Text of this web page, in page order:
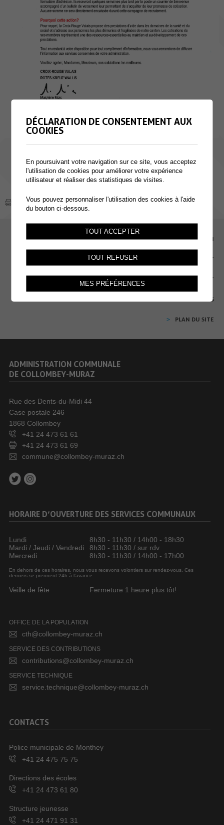
EMPLOI
CONTACT
EXTRANET
MENTIONS LÉGALES
PLAN DU SITE
ADMINISTRATION COMMUNALE
DE COLLOMBEY-MURAZ
Rue des Dents-du-Midi 44
Case postale 246
1868 Collombey
+41 24 473 61 61
+41 24 473 61 69
commune@collombey-muraz.ch
HORAIRE D’OUVERTURE DES SERVICES COMMUNAUX
Lundi
8h30 - 11h30 / 14h00 - 18h30
Mardi / Jeudi / Vendredi
8h30 - 11h30 / sur rdv
Mercredi
8h30 - 11h30 / 14h00 - 17h00
En dehors de ces horaires, nous vous recevons volontiers sur rendez-vous. Ces
derniers se prennent 24h à l’avance.
Veille de fête Fermeture 1 heure plus tôt!
OFFICE DE LA POPULATION
cth@collombey-muraz.ch
SERVICE DES CONTRIBUTIONS
contributions@collombey-muraz.ch
SERVICE TECHNIQUE
service.technique@collombey-muraz.ch
CONTACTS
Police municipale de Monthey
+41 24 475 75 75
Directions des écoles
+41 24 473 61 80
Structure jeunesse
+41 24 471 91 31
DÉCLARATION DE CONSENTEMENT AUX
COOKIES
En poursuivant votre navigation sur ce site, vous acceptez
l'utilisation de cookies pour améliorer votre expérience
utilisateur et réaliser des statistiques de visites.
Vous pouvez personnaliser l'utilisation des cookies à l'aide
du bouton ci-dessous.
TOUT ACCEPTER
TOUT REFUSER
MES PRÉFÉRENCES